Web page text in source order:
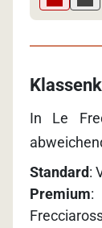
In Le
Standard:
Premium: